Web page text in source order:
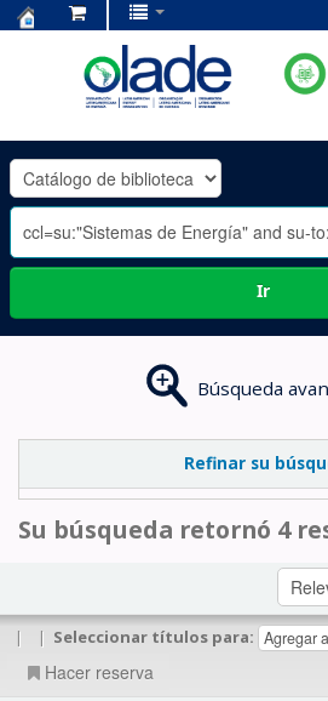
OLADE
-
Ir
Búsqueda
Refinar su
Su búsqueda retornó 4
| | Seleccionar títulos para:
Hacer reserva